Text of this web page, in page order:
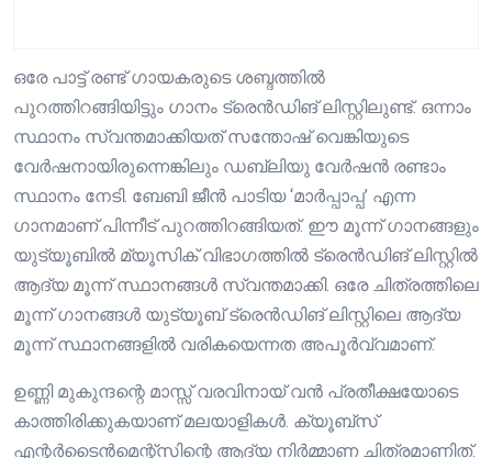
ഒരേ പാട്ട് രണ്ട് ഗായകരുടെ ശബ്ദത്തില്‍
പുറത്തിറങ്ങിയിട്ടും ഗാനം ട്രെന്‍ഡിങ് ലിസ്റ്റിലുണ്ട്. ഒന്നാം
സ്ഥാനം സ്വന്തമാക്കിയത് സന്തോഷ് വെങ്കിയുടെ
വേര്‍ഷനായിരുന്നെങ്കിലും ഡബ്ലിയു വേർഷൻ രണ്ടാം
സ്ഥാനം നേടി. ബേബി ജീന്‍ പാടിയ ‘മാര്‍പ്പാപ്പ’ എന്ന
ഗാനമാണ് പിന്നീട് പുറത്തിറങ്ങിയത്. ഈ മൂന്ന് ഗാനങ്ങളും
യുട്യൂബില്‍ മ്യൂസിക് വിഭാഗത്തിൽ ട്രെന്‍ഡിങ് ലിസ്റ്റില്‍
ആദ്യ മൂന്ന് സ്ഥാനങ്ങള്‍ സ്വന്തമാക്കി. ഒരേ ചിത്രത്തിലെ
മൂന്ന് ഗാനങ്ങള്‍ യുട്യൂബ് ട്രെന്‍ഡിങ് ലിസ്റ്റിലെ ആദ്യ
മൂന്ന് സ്ഥാനങ്ങളില്‍ വരികയെന്നത അപൂര്‍വ്വമാണ്.
ഉണ്ണി മുകുന്ദന്റെ മാസ്സ് വരവിനായ് വൻ പ്രതീക്ഷയോടെ
കാത്തിരിക്കുകയാണ് മലയാളികൾ. ക്യൂബ്സ്
എന്റർടൈൻമെന്റ്സിന്റെ ആദ്യ നിർമ്മാണ ചിത്രമാണിത്.